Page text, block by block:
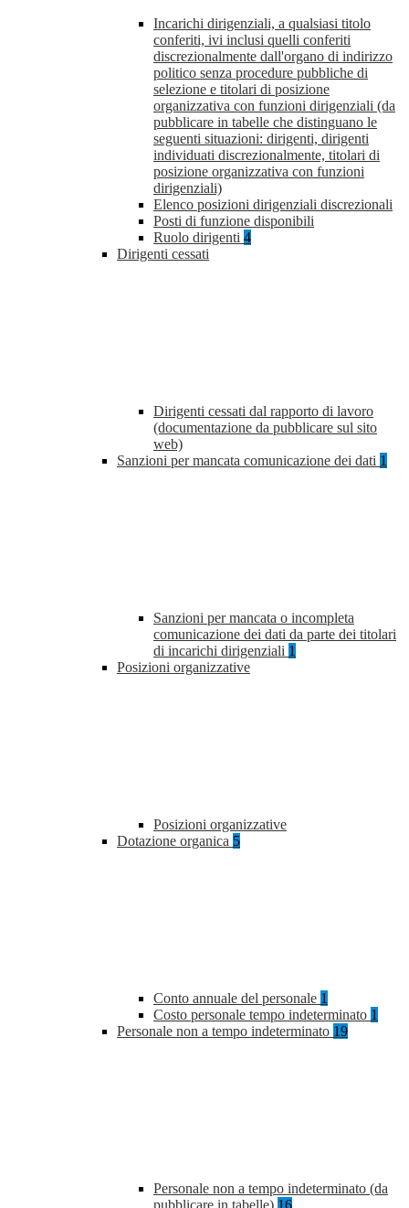
Incarichi dirigenziali, a qualsiasi titolo
conferiti, ivi inclusi quelli conferiti
discrezionalmente dall'organo di indirizzo
politico senza procedure pubbliche di
selezione e titolari di posizione
organizzativa con funzioni dirigenziali (da
pubblicare in tabelle che distinguano le
seguenti situazioni: dirigenti, dirigenti
individuati discrezionalmente, titolari di
posizione organizzativa con funzioni
dirigenziali)
Elenco posizioni dirigenziali discrezionali
Posti di funzione disponibili
Ruolo dirigenti 4
Dirigenti cessati
Dirigenti cessati dal rapporto di lavoro
(documentazione da pubblicare sul sito
web)
Sanzioni per mancata comunicazione dei dati 1
Sanzioni per mancata o incompleta
comunicazione dei dati da parte dei titolari
di incarichi dirigenziali 1
Posizioni organizzative
Posizioni organizzative
Dotazione organica 5
Conto annuale del personale 1
Costo personale tempo indeterminato 1
Personale non a tempo indeterminato 19
Personale non a tempo indeterminato (da